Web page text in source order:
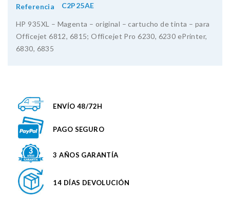
Referencia C2P25AE
HP 935XL – Magenta – original – cartucho de tinta – para
Officejet 6812, 6815; Officejet Pro 6230, 6230 ePrinter,
6830, 6835
ENVÍO 48/72H
PAGO SEGURO
3 AÑOS GARANTÍA
14 DÍAS DEVOLUCIÓN